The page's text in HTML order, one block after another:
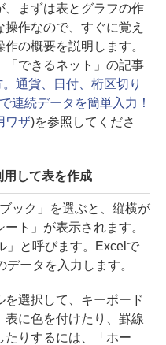
、まずは表とグラフの作
作なので、すぐに覚え
の概要を説明します。
「できるネット」の記事
通貨、日付、桁区切り
連続データを簡単入力！
ワザ)を参照してくださ
用して表を作成
ック」を選ぶと、縦横が
ト」が表示されます。
」と呼びます。Excelで
ータを入力します。
選択して、キーボード
に色を付けたり、罫線
たりするには、「ホー